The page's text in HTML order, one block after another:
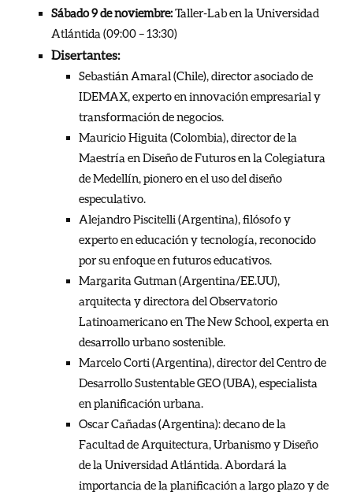
Sábado 9 de noviembre:Taller-Lab en la Universidad
Atlántida (09:00 – 13:30)
Disertantes:
Sebastián Amaral (Chile), director asociado de
IDEMAX, experto en innovación empresarial y
transformación de negocios.
Mauricio Higuita (Colombia), director de la
Maestría en Diseño de Futuros en la Colegiatura
de Medellín, pionero en el uso del diseño
especulativo.
Alejandro Piscitelli (Argentina), filósofo y
experto en educación y tecnología, reconocido
por su enfoque en futuros educativos.
Margarita Gutman (Argentina/EE.UU),
arquitecta y directora del Observatorio
Latinoamericano en The New School, experta en
desarrollo urbano sostenible.
Marcelo Corti (Argentina), director del Centro de
Desarrollo Sustentable GEO (UBA), especialista
en planificación urbana.
Oscar Cañadas (Argentina): decano de la
Facultad de Arquitectura, Urbanismo y Diseño
de la Universidad Atlántida. Abordará la
importancia de la planificación a largo plazo y de